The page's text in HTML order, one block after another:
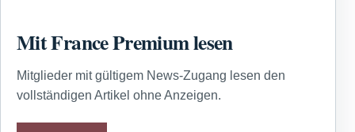
Mit France Premium lesen
Mitglieder mit gültigem News-Zugang lesen den
vollständigen Artikel ohne Anzeigen.